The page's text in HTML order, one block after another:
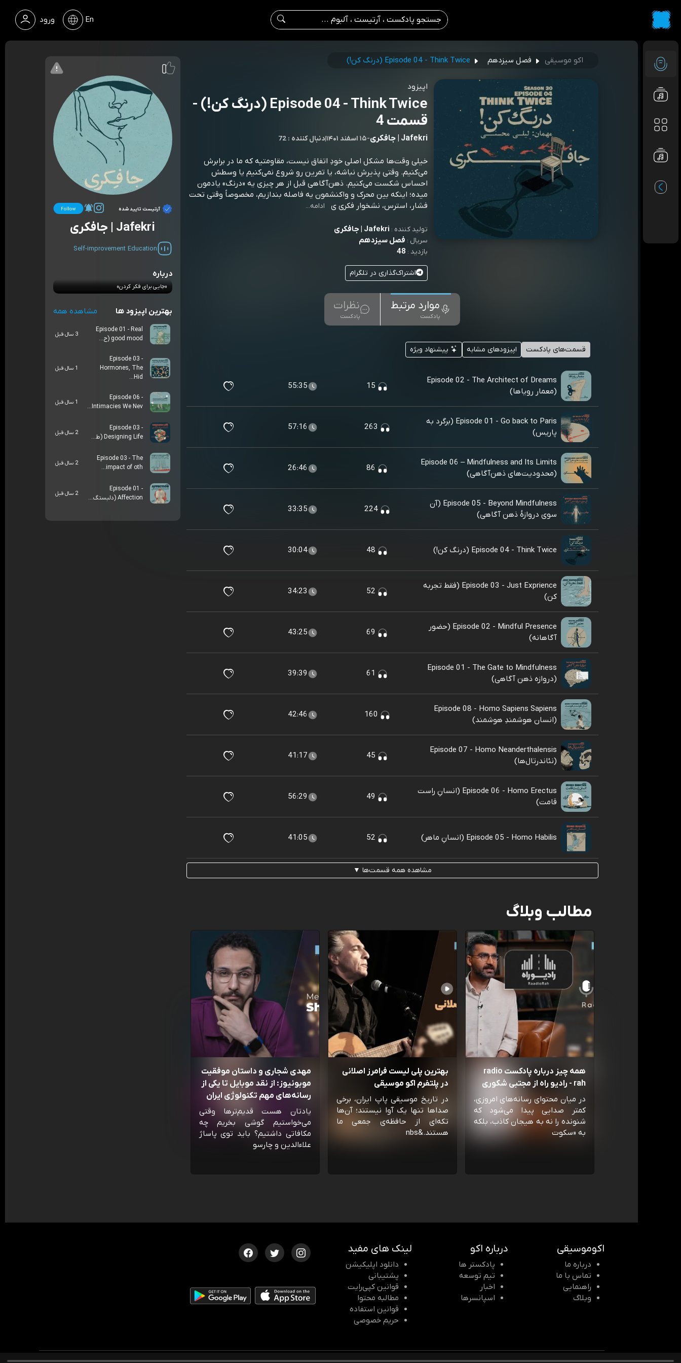
ورود En
اکو موسیقی فصل سیزدهم Episode 04 - Think Twice (درنگ کن!)
اپیزود
Episode 04 - Think Twice (درنگ کن!) -
قسمت 4
Jafekri | جافکری -۱۵ اسفند ۱۴۰۱ |72 : دنبال کننده
خیلی وقت‌ها مشکل اصلی خودِ اتفاق نیست، مقاومتیه که ما در برابرش
می‌کنیم. وقتی پذیرش نباشه، یا تمرین رو شروع نمی‌کنیم یا وسطش
احساس شکست می‌کنیم. ذهن‌آگاهی قبل از هر چیزی یه «درنگ» یادمون
میده؛ اینکه بین محرک و واکنشمون یه فاصله بندازیم، مخصوصاً وقتی تحت
فشار، استرس، نشخوار فکری ی
ادامه...
تولید کننده : Jafekri | جافکری
سریال : فصل سیزدهم
بازدید : 48
اشتراک‌گذاری در تلگرام
موارد مرتبط
پادکست
نظرات
پادکست
قسمت‌های پادکست اپیزودهای مشابه پیشنهاد ویژه
Episode 02 - The Architect of Dreams
(معمار رویاها)
55:35
Episode 01 - Go back to Paris (برگرد به
پاریس)
57:16
Episode 06 – Mindfulness and Its Limits
(محدودیت‌های ذهن‌آگاهی)
26:46
Episode 05 - Beyond Mindfulness (آن
سوی دروازهٔ ذهن آگاهی)
224
33:35
Episode 04 - Think Twice (درنگ کن!) 30:04
Episode 03 - Just Exprience (فقط تجربه
کن)
34:23
Episode 02 - Mindful Presence (حضور
آگاهانه)
43:25
Episode 01 - The Gate to Mindfulness
(دروازه ذهن آگاهی)
39:39
Episode 08 - Homo Sapiens Sapiens
(انسان هوشمندِ هوشمند)
42:46
Episode 07 - Homo Neanderthalensis
(نئاندرتال‌ها)
41:17
Episode 06 - Homo Erectus (انسانِ راست
قامت)
56:29
Episode 05 - Homo Habilis (انسانِ ماهر) 41:05
مشاهده همه قسمت‌ها ▼
مطالب وبلاگ
همه چیز درباره پادکست radio
rah - رادیو راه از مجتبی شکوری
در میان محتوای رسانه‌های امروزی،
کمتر صدایی پیدا می‌شود که
شنونده را نه به هیجان کاذب، بلکه
به «سکوت
بهترین پلی لیست فرامرز اصلانی
در پلتفرم اکو موسیقی
در تاریخ موسیقی پاپ ایران، برخی
صداها تنها یک آوا نیستند؛ آن‌ها
تکه‌ای از حافظه‌ی جمعی ما
هستند.&nbs
مهدی شجاری و داستان موفقیت
موبونیوز: از نقد موبایل تا یکی از
رسانه‌‌های مهم تکنولوژی ایران
یادتان هست قدیم‌ترها وقتی
می‌خواستیم گوشی بخریم چه
مکافاتی داشتیم؟ باید توی پاساژ
علاءالدین و چارسو
آرتیست تایید شده
Jafekri | جافکری
Education
Self-improvement
درباره
«جایی برای فکر کردن»
بهترین اپیزود ها مشاهده همه
Episode 01 - Real
good mood (ح...
3 سال قبل
Episode 03 -
Hormones, The
Hid...
1 سال قبل
Episode 06 -
Intimacies We Nev...
1 سال قبل
Episode 03 -
Designing Life (ط...
2 سال قبل
Episode 03 - The
impact of oth...
2 سال قبل
Episode 01 -
Affection (دلبستگ...
2 سال قبل
اکوموسیقی
درباره ما
تماس با ما
راهنمایی
وبلاگ
درباره اکو
پادکستر ها
تیم توسعه
اخبار
اسپانسرها
لینک های مفید
دانلود اپلیکیشن
پشتیبانی
قوانین کپی‌رایت
مطالبه محتوا
قوانین استفاده
حریم خصوصی